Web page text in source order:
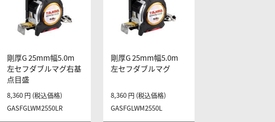
剛厚G 25mm幅5.0m
左セフダブルマグ右基
点目盛
GASFGLWM2550LR
8,360 円 (税込価格)
剛厚G 25mm幅5.0m
左セフダブルマグ
GASFGLWM2550L
8,360 円 (税込価格)